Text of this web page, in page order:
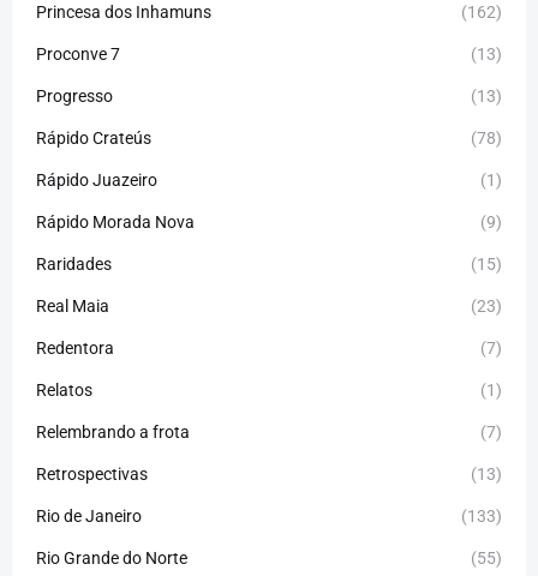
Princesa dos Inhamuns (162)
Proconve 7 (13)
Progresso (13)
Rápido Crateús (78)
Rápido Juazeiro (1)
Rápido Morada Nova (9)
Raridades (15)
Real Maia (23)
Redentora (7)
Relatos (1)
Relembrando a frota (7)
Retrospectivas (13)
Rio de Janeiro (133)
Rio Grande do Norte (55)